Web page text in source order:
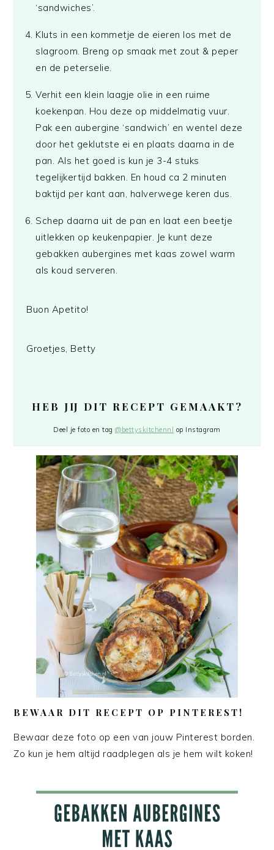
‘sandwiches’.
Kluts in een kommetje de eieren los met de
slagroom. Breng op smaak met zout & peper
en de peterselie.
Verhit een klein laagje olie in een ruime
koekenpan. Hou deze op middelmatig vuur.
Pak een aubergine ‘sandwich’ en wentel deze
door het geklutste ei en plaats daarna in de
pan. Als het goed is kun je 3-4 stuks
tegelijkertijd bakken. En houd ca 2 minuten
baktijd per kant aan, halverwege keren dus.
Schep daarna uit de pan en laat een beetje
uitlekken op keukenpapier. Je kunt deze
gebakken aubergines met kaas zowel warm
als koud serveren.
Buon Apetito!
Groetjes, Betty
HEB JIJ DIT RECEPT GEMAAKT?
Deel je foto en tag@bettyskitchennl op Instagram
BEWAAR DIT RECEPT OP PINTEREST!
Bewaar deze foto op een van jouw Pinterest borden.
Zo kun je hem altijd raadplegen als je hem wilt koken!